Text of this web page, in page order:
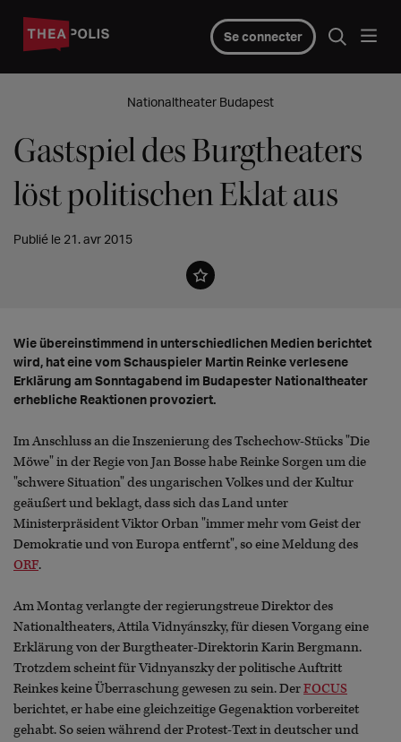
Se connecter
Nationaltheater Budapest
Gastspiel des Burgtheaters
löst politischen Eklat aus
Publié le 21. avr 2015
Wie übereinstimmend in unterschiedlichen Medien berichtet
wird, hat eine vom Schauspieler Martin Reinke verlesene
Erklärung am Sonntagabend im Budapester Nationaltheater
erhebliche Reaktionen provoziert.
Im Anschluss an die Inszenierung des Tschechow-Stücks "Die
Möwe" in der Regie von Jan Bosse habe Reinke Sorgen um die
"schwere Situation" des ungarischen Volkes und der Kultur
geäußert und beklagt, dass sich das Land unter
Ministerpräsident Viktor Orban "immer mehr vom Geist der
Demokratie und von Europa entfernt", so eine Meldung des
ORF.
Am Montag verlangte der regierungstreue Direktor des
Nationaltheaters, Attila Vidnyánszky, für diesen Vorgang eine
Erklärung von der Burgtheater-Direktorin Karin Bergmann.
Trotzdem scheint für Vidnyanszky der politische Auftritt
Reinkes keine Überraschung gewesen zu sein. DerFOCUS
berichtet, er habe eine gleichzeitige Gegenaktion vorbereitet
gehabt. So seien während der Protest-Text in deutscher und